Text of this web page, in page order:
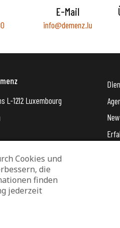
E-Mail
info@demenz.lu
L-1212 Luxembourg
von Cookies
Cookies und
die
finden
jederzeit